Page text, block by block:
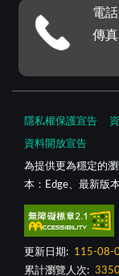
電
傳
隱私權保護宣告
資料開放宣告
為提供更為穩定的
本：Edge、最新版
更新日期:
115-08-
累計瀏覽人次: